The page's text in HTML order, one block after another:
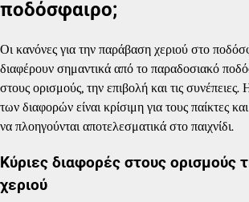
ποδόσφαιρο;
Οι κανόνες για την παράβαση χεριού στο
διαφέρουν σημαντικά από το παραδοσιακό
στους ορισμούς, την επιβολή και τις
των διαφορών είναι κρίσιμη για τους παίκτες
να πλοηγούνται αποτελεσματικά στο παιχνίδι.
Κύριες διαφορές στους ορισμούς
χεριού